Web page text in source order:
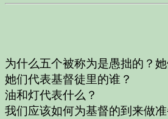
为什么五个被称为是愚拙的？
她们代表基督徒里的谁？
油和灯代表什么？
我们应该如何为基督的到来做准